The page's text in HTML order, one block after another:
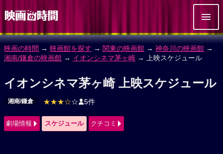
映画の時間 → 映画館を探す → 関東の映画館 → 神奈川の映画館 →
湘南/鎌倉の映画館 → イオンシネマ茅ヶ崎 → 上映スケジュール
イオンシネマ茅ヶ崎 上映スケジュール
湘南/鎌倉 ★★★☆☆ 5件
劇場情報 スケジュール クチコミ